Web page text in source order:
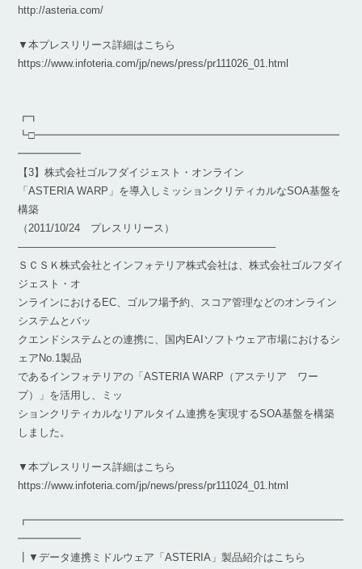
http://asteria.com/
▼本プレスリリース詳細はこちら
https://www.infoteria.com/jp/news/press/pr111026_01.html
┏┓
┗□━━━━━━━━━━━━━━━━━━━━━━━━━━━━━
━━━━━━
【3】株式会社ゴルフダイジェスト・オンライン
「ASTERIA WARP」を導入しミッションクリティカルなSOA基盤を
構築
（2011/10/24 プレスリリース）
————————————————————————–
ＳＣＳＫ株式会社とインフォテリア株式会社は、株式会社ゴルフダイ
ジェスト・オ
ンラインにおけるEC、ゴルフ場予約、スコア管理などのオンライン
システムとバッ
クエンドシステムとの連携に、国内EAIソフトウェア市場におけるシ
ェアNo.1製品
であるインフォテリアの「ASTERIA WARP（アステリア ワー
プ）」を活用し、ミッ
ションクリティカルなリアルタイム連携を実現するSOA基盤を構築
しました。
▼本プレスリリース詳細はこちら
https://www.infoteria.com/jp/news/press/pr111024_01.html
┏━━━━━━━━━━━━━━━━━━━━━━━━━━━━━━
━━━━━━
┃▼データ連携ミドルウェア「ASTERIA」製品紹介はこちら